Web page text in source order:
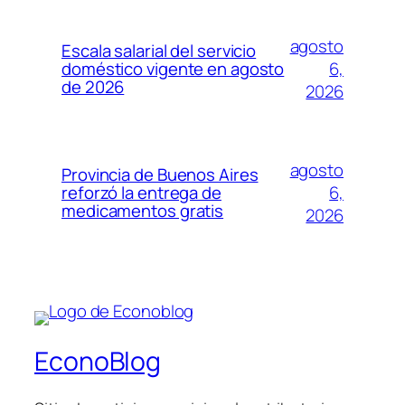
Escala salarial del servicio
doméstico vigente en agosto
de 2026
agosto
6,
2026
Provincia de Buenos Aires
reforzó la entrega de
medicamentos gratis
agosto
6,
2026
EconoBlog